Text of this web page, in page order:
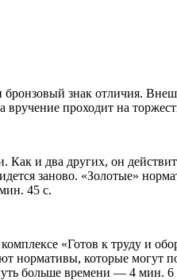
знак отличия.
проходит на
и два других, он
заново. «Золотые»
45 с.
«Готов к труду и
нормативы, которые могут
больше времени — 4 мин. 6